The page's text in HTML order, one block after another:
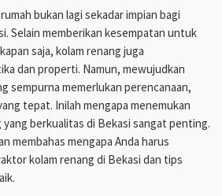
bukan lagi sekadar impian bagi
Selain memberikan kesempatan untuk
saja, kolam renang juga
dan properti. Namun, mewujudkan
sempurna memerlukan perencanaan,
tepat. Inilah mengapa menemukan
berkualitas di Bekasi sangat penting.
membahas mengapa Anda harus
kolam renang di Bekasi dan tips